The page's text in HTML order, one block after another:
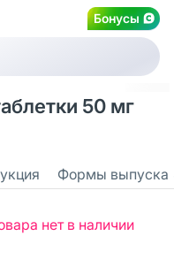
Бонусы
50 мг
Формы выпуска
нет в наличии